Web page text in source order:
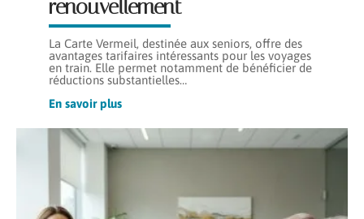
renouvellement
La Carte Vermeil, destinée aux seniors, offre des
avantages tarifaires intéressants pour les voyages
en train. Elle permet notamment de bénéficier de
réductions substantielles…
En savoir plus